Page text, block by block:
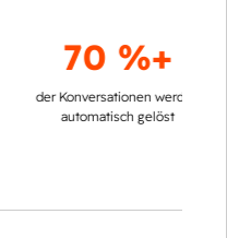
70 %+
der Konversationen werden
automatisch gelöst